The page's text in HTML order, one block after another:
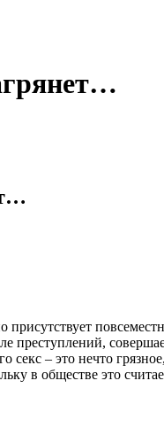
преступлений,
секс – это нечто
в обществе это